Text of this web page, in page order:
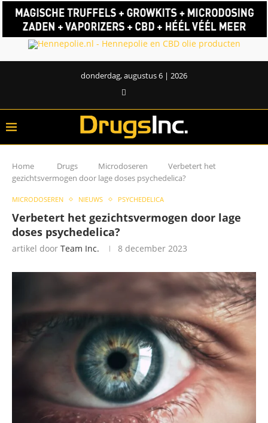
donderdag, augustus 6 | 2026
Home Drugs Microdoseren
Verbetert het
gezichtsvermogen door lage doses psychedelica?
MICRODOSEREN NIEUWS PSYCHEDELICA
Verbetert het gezichtsvermogen door lage
doses psychedelica?
artikel door Team Inc. 8 december 2023